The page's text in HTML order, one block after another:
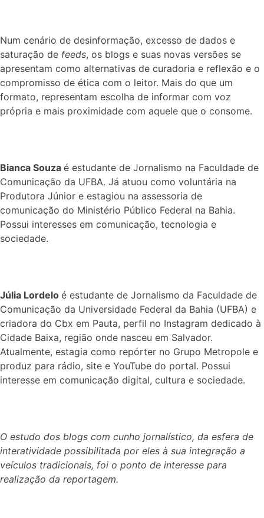
Num cenário de desinformação, excesso de dados e
saturação de feeds, os blogs e suas novas versões se
apresentam como alternativas de curadoria e reflexão e o
compromisso de ética com o leitor. Mais do que um
formato, representam escolha de informar com voz
própria e mais proximidade com aquele que o consome.
Bianca Souza é estudante de Jornalismo na Faculdade de
Comunicação da UFBA. Já atuou como voluntária na
Produtora Júnior e estagiou na assessoria de
comunicação do Ministério Público Federal na Bahia.
Possui interesses em comunicação, tecnologia e
sociedade.
Júlia Lordelo é estudante de Jornalismo da Faculdade de
Comunicação da Universidade Federal da Bahia (UFBA) e
criadora do Cbx em Pauta, perfil no Instagram dedicado à
Cidade Baixa, região onde nasceu em Salvador.
Atualmente, estagia como repórter no Grupo Metropole e
produz para rádio, site e YouTube do portal. Possui
interesse em comunicação digital, cultura e sociedade.
O estudo dos blogs com cunho jornalístico, da esfera de
interatividade possibilitada por eles à sua integração a
veículos tradicionais, foi o ponto de interesse para
realização da reportagem.